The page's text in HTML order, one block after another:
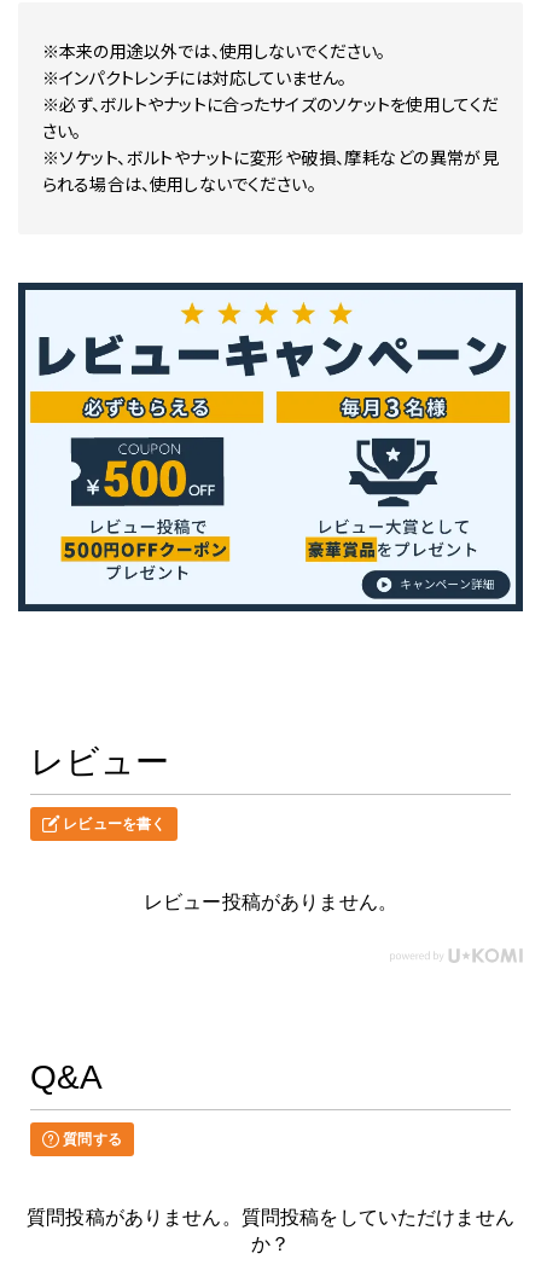
※本来の用途以外では、使用しないでください。
※インパクトレンチには対応していません。
※必ず、ボルトやナットに合ったサイズのソケットを使用してくだ
さい。
※ソケット、ボルトやナットに変形や破損、摩耗などの異常が見
られる場合は、使用しないでください。
レビュー
レビューを書く
レビュー投稿がありません。
Q&A
質問する
質問投稿がありません。質問投稿をしていただけません
か？